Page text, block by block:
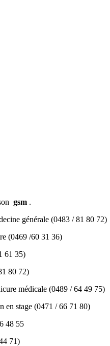
gsm .
générale (0483 / 81 80 72)
(0469 /60 31 36)
61 35)
80 72)
médicale (0489 / 64 49 75)
en stage (0471 / 66 71 80)
48 55
71)